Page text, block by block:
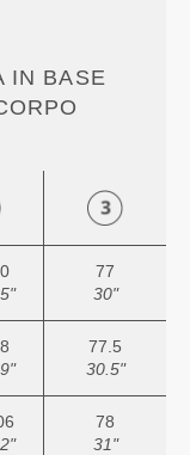
IN BASE
77
30"
77.5
30.5"
78
31"